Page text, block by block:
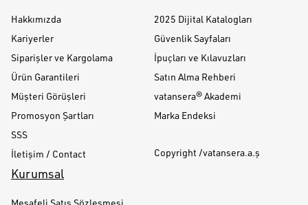
Hakkımızda
Kariyerler
Siparişler ve Kargolama
Ürün Garantileri
Müşteri Görüşleri
Promosyon Şartları
SSS
İletişim / Contact
2025 Dijital Katalogları
Güvenlik Sayfaları
İpuçları ve Kılavuzları
Satın Alma Rehberi
vatansera® Akademi
Marka Endeksi
Copyright /vatansera.a.ş
Kurumsal
Mesafeli Satış Sözleşmesi